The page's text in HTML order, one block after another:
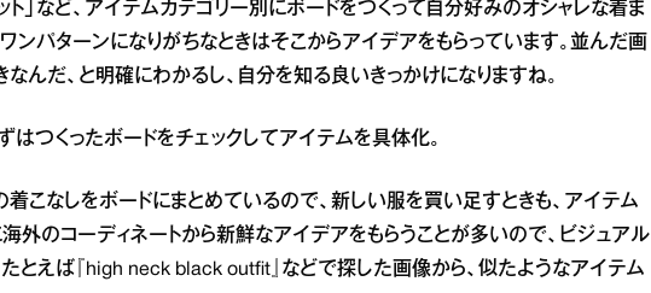
ト」など、アイテムカテゴリー別にボードをつくって自分好みのオシャレな着ま
ンパターンになりがちなときはそこからアイデアをもらっています。並んだ画
んだ、と明確にわかるし、自分を知る良いきっかけになりますね。
つくったボードをチェックしてアイテムを具体化。
こなしをボードにまとめているので、新しい服を買い足すときも、アイテム
外のコーディネートから新鮮なアイデアをもらうことが多いので、ビジュアル
とえば『high neck black outfit』などで探した画像から、似たようなアイテム